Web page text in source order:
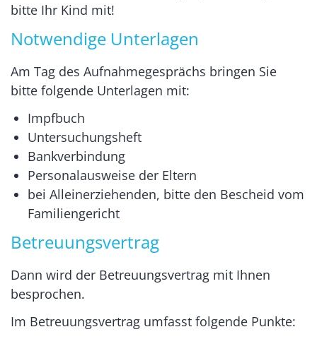
bitte Ihr Kind mit!
Notwendige Unterlagen
Am Tag des Aufnahmegesprächs bringen Sie
bitte folgende Unterlagen mit:
Impfbuch
Untersuchungsheft
Bankverbindung
Personalausweise der Eltern
bei Alleinerziehenden, bitte den Bescheid vom
Familiengericht
Betreuungsvertrag
Dann wird der Betreuungsvertrag mit Ihnen
besprochen.
Im Betreuungsvertrag umfasst folgende Punkte: